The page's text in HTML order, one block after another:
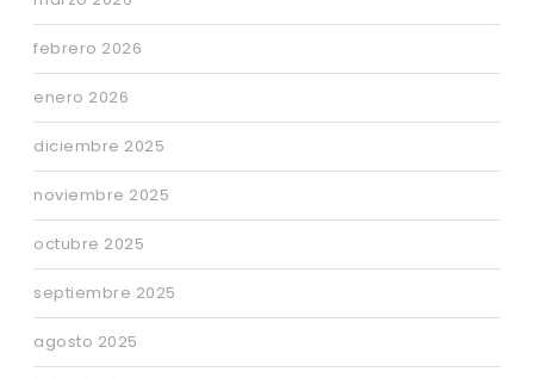
febrero 2026
enero 2026
diciembre 2025
noviembre 2025
octubre 2025
septiembre 2025
agosto 2025